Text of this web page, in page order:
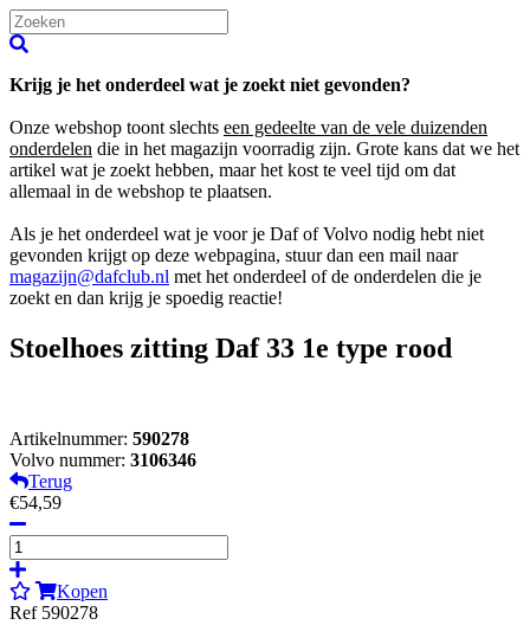
Krijg je het onderdeel wat je zoekt niet gevonden?
Onze webshop toont slechts een gedeelte van de vele duizenden
onderdelen die in het magazijn voorradig zijn. Grote kans dat we het
artikel wat je zoekt hebben, maar het kost te veel tijd om dat
allemaal in de webshop te plaatsen.
Als je het onderdeel wat je voor je Daf of Volvo nodig hebt niet
gevonden krijgt op deze webpagina, stuur dan een mail naar
magazijn@dafclub.nl met het onderdeel of de onderdelen die je
zoekt en dan krijg je spoedig reactie!
Stoelhoes zitting Daf 33 1e type rood
Artikelnummer: 590278
Volvo nummer: 3106346
Terug
€54,59
Kopen
Ref 590278